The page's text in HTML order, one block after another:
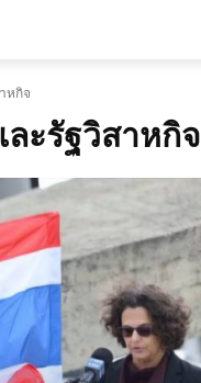
หกิจ
ะรัฐวิสาหกิจ